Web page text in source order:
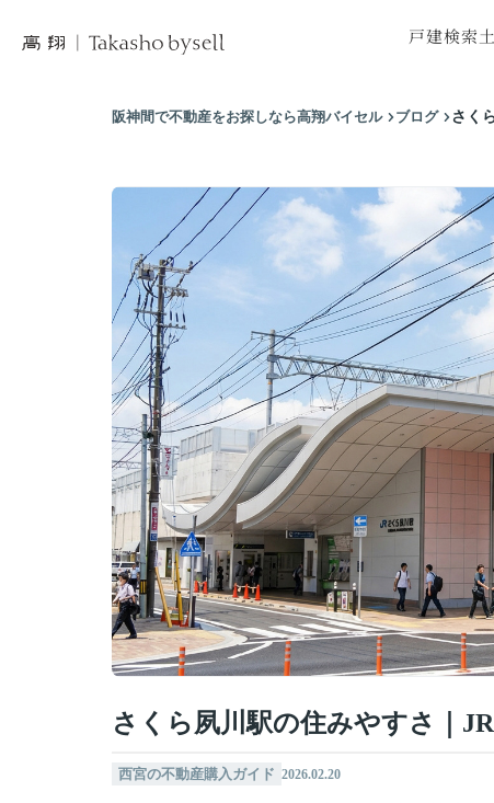
戸建検索
沿線から探
沿
阪神間で不動産をお探しなら高翔バイセル ブログ さく
さくら夙川駅の住みやすさ｜
西宮の不動産購入ガイド 2026.02.20